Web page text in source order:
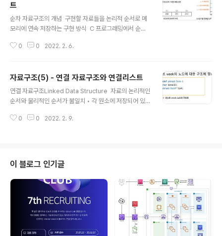
가리키고 있다(포인트하고 있다)는 의미 • 포인터 변수를
이용하여, 연결된 주소의 변수 영역을 액세스 함 • 포인터
변수를 간단히 포인터라고 함 가볍게 넘어감. 배운내용 그
치만이제 코딩으로 하라그러면 못함 똥멍충이임 구조체 재
귀호출(순환호출) = Recursive  자기 자신을 호출하여 순
트
순차 자료구조의 개념  구현할 자료들을 논리적 순서로 메
모리에 연속 저장하는 구현 방식  C 프로그래밍에서 순차
스트 : 자료를 구조화하는 가장 기본적인 방법은 나열하는
방식으로 구현하는 선형 순차 리스트(선형 리스트) • 순차
자료구조는 원소를 논리적인 순서대로 메모리에 연속하여
저장  연결 방식으로 구현하는 선형 연결 리스트(연결 리스
삽입되면, 그 이후의 원소들은 한 자리씩 자리를 뒤로 이동
0 0 2022. 2. 6.
자료구조(5) - 연결 자료구조와 연결리스트
연결 자료구조Linked Data Structure  자료의 논리적인
순서와 물리적인 순서가 불일치 • 각 원소에 저장되어 있는
순서를 맞추기 위한 오버헤드가 발생하지 않음 • 여러 개의
라 단순 연결 리스트와 원형 연결 리스트, 이중 연결 리스
트, 이중 원형 연결 리스트 순차 자료구조와 연결 자료구조
의 예  순차 자료구조 • 한 덩어리로 된 소시지나 기차처럼
하나로 된 고정 크기 메모리 공간 사용  연결 자료구조 • 줄
줄이 소시지나 기차처럼 작은 공간을 여러 개 연결하여..
0 0 2022. 2. 9.
이 블로그 인기글